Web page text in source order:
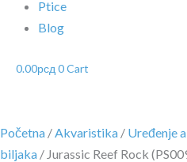
Ptice
Blog
0.00рсд 0Cart
Početna /Akvaristika / Uređenje
biljaka / Jurassic Reef Rock